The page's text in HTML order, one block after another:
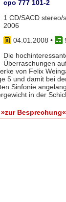
cpo 777 101-2
1 CD/SACD stereo/
2006
04.01.2008 •
Die
Überraschungen
von Felix
5 und damit bei
Sinfonie
in der
»zur Besprechung«